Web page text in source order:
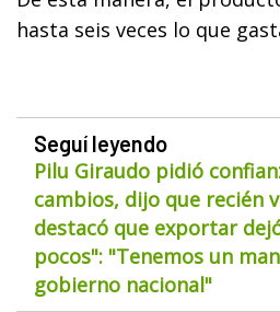
hasta seis veces lo que
Seguí leyendo
Pilu Giraudo pidió
cambios, dijo que recién
destacó que exportar
pocos": "Tenemos un
gobierno nacional"